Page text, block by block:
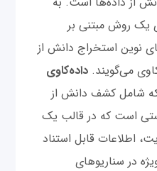
یک روش مبتنی بر
نوین استخراج دانش از
می‌گویند.داده‌کاوی
شامل کشف دانش از
است که در قالب یک
اطلاعات قابل استناد
در سناریوهای